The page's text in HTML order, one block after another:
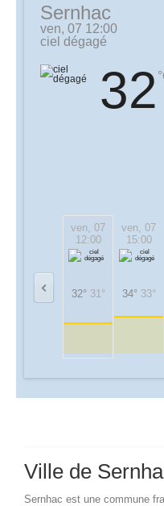
Sernhac
ven, 07 12:00
ciel dégagé
32
ven, 07
12:00
32° 31°
ven, 07
15:00
34° 33°
Ville de
Sernhac est une commune